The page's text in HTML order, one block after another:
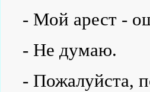
- Мой арест -
- Не думаю.
- Пожалуйста,